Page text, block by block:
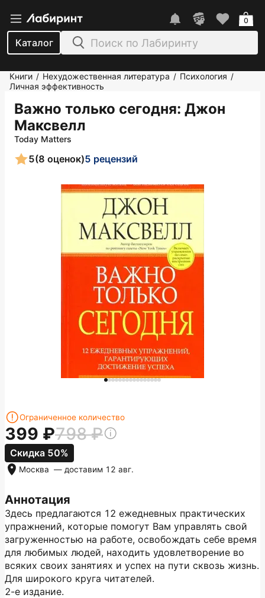
Каталог
0
Книги / Нехудожественная литература / Психология /
Личная эффективность
Важно только сегодня: Джон
Максвелл
Today Matters
5(8 оценок)5 рецензий
Аннотация
Здесь предлагаются 12 ежедневных практических
упражнений, которые помогут Вам управлять свой
загруженностью на работе, освобождать себе время
для любимых людей, находить удовлетворение во
всяких своих занятиях и успех на пути сквозь жизнь.
Для широкого круга читателей.
2-е издание.
Ограниченное количество
399 798
Скидка 50%
Москва — доставим 12 авг.